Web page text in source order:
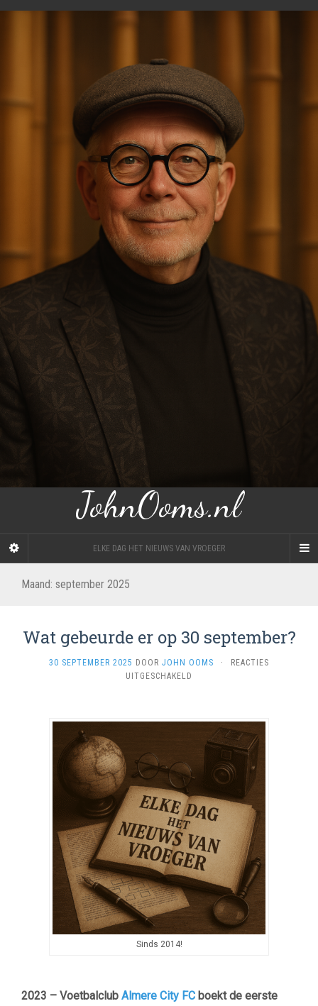
JohnOoms.nl
ELKE DAG HET NIEUWS VAN VROEGER
Maand: september 2025
Wat gebeurde er op 30 september?
30 SEPTEMBER 2025 DOOR JOHN OOMS ·
REACTIES
UITGESCHAKELD
SEPTEMBER?
Sinds 2014!
2023 – Voetbalclub Almere City FC boekt de eerste